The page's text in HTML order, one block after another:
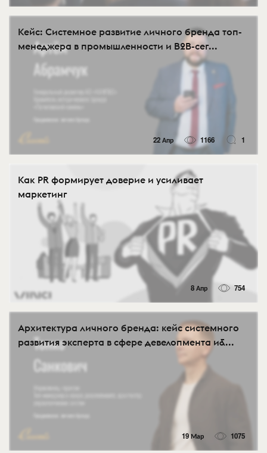
Кейс: Системное развитие личного бренда топ-
менеджера в промышленности и B2B-сег...
22 Апр 1166 1
Как PR формирует доверие и усиливает
маркетинг
8 Апр 754
Архитектура личного бренда: кейс системного
развития эксперта в сфере девелопмента и&...
19 Мар 1075